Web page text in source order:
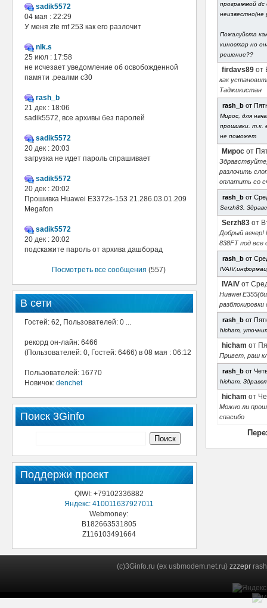
sadik5572
04 мая : 22:29
У меня zte mf 253 как его разлочит
nik.s
25 июл : 17:58
не исчезает уведомление об освобожденной
памяти .реалми с30
rash_b
21 дек : 18:06
sadik5572, все архивы без паролей
sadik5572
20 дек : 20:03
загрузка не идет пароль спрашивает
sadik5572
20 дек : 20:02
Прошивка Huawei E3372s-153 21.286.03.01.209
Megafon
sadik5572
20 дек : 20:02
подскажите пароль от архива дашборад
Посмотреть все сообщения (557)
В сети
Гостей: 62, Пользователей: 0 ...
рекорд он-лайн: 6466
(Пользователей: 0, Гостей: 6466) в 08 мая : 06:12
Пользователей: 16770
Новичок: denchet
Поиск 3Ginfo
Поддержи проект
QIWI: +79102336882
Яндекс: 410011637927011
Webmoney:
B182663531805
Z116103491664
программой dc
неизвестно(не
Пожалуйста
киностар но
решение??
firdavs89 от
как
Таджикистан
rash_b от
Мирос, для
прошивки. т.к.
не поможет
Мирос от
разлочить
оплатить со
rash_b от
Serzh83,
Serzh83 от
Добрый
838FT под все
rash_b от
IVAIV от
Huawei
rash_b от
hicham,
hicham от
Привет, раш
rash_b от
hicham,
hicham от
Можно ли
спасибо
(c)3Ginfo.ru (ex usbmodem.net.ru) zzzepr